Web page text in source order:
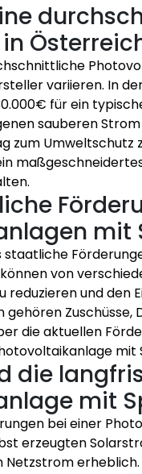
variieren. In
für ein
sauberen
zum Umweltschutz
mit
staatliche
von
reduzieren und den
Zuschüsse,
die aktuellen
mit
die
mit
bei einer
erzeugten
Netzstrom